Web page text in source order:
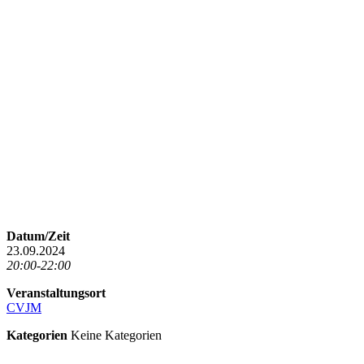
Datum/Zeit
23.09.2024
20:00-22:00
Veranstaltungsort
CVJM
Kategorien Keine Kategorien